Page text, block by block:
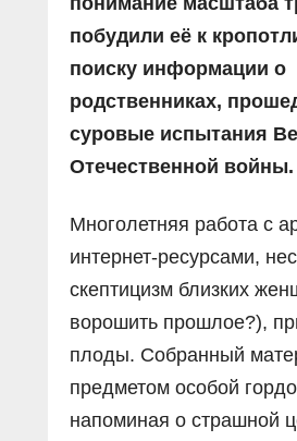
побудили её к
поиску информации о
родственниках,
суровые испытания
Отечественной войны.
Многолетняя работа с
интернет-ресурсами,
скептицизм близких
ворошить прошлое?),
плоды. Собранный
предметом особой
напоминая о страшной